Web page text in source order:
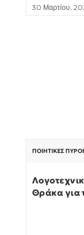
30 Μαρτίου,
ΠΟΙΗΤΙΚΈΣ
Θράκα για